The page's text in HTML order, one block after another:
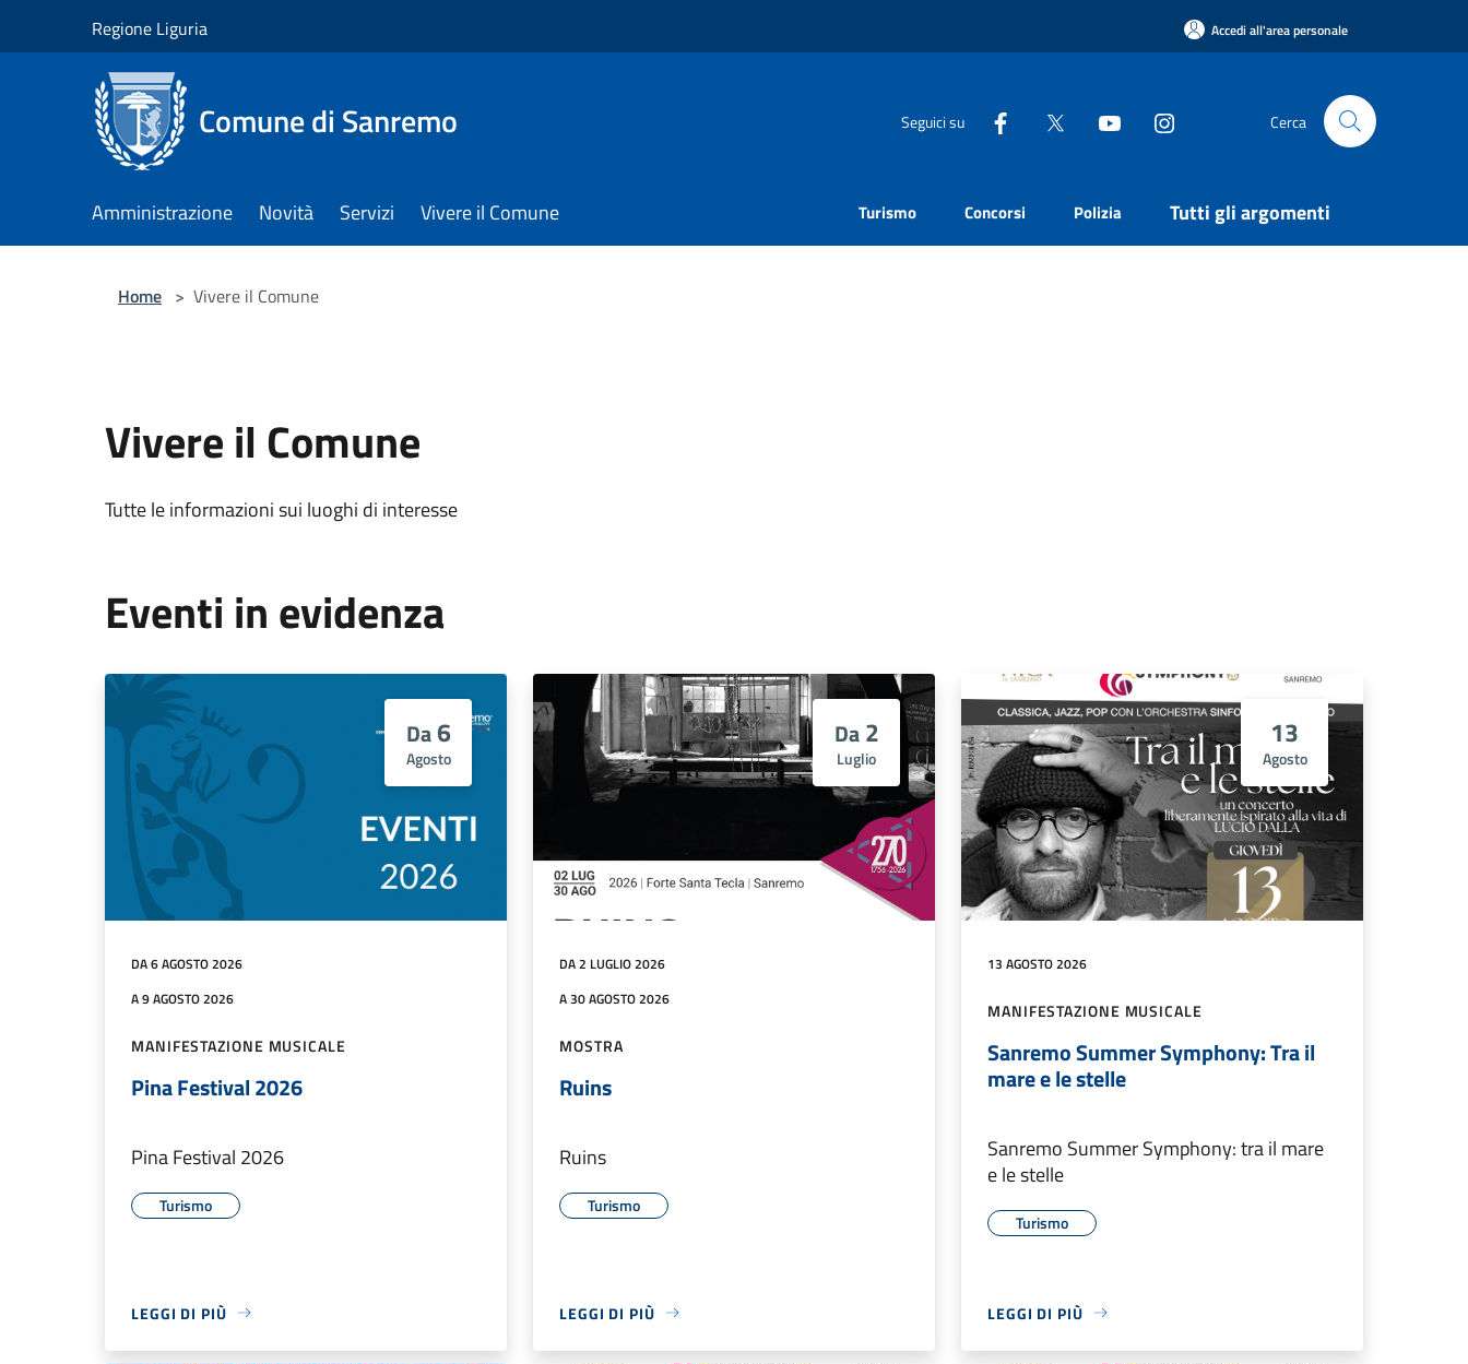
Regione Liguria Accedi all'area personale
Comune di Sanremo Seguici su Cerca
Amministrazione Novità Servizi Vivere il Comune Turismo Concorsi Polizia Tutti gli argomenti
Home > Vivere il Comune
Vivere il Comune
Tutte le informazioni sui luoghi di interesse
Eventi in evidenza
Da6
Agosto
DA 6 AGOSTO 2026
A 9 AGOSTO 2026
MANIFESTAZIONE MUSICALE
Pina Festival 2026
Pina Festival 2026
Turismo
LEGGI DI PIÙ
Da2
Luglio
DA 2 LUGLIO 2026
A 30 AGOSTO 2026
MOSTRA
Ruins
Ruins
Turismo
LEGGI DI PIÙ
13
Agosto
13 AGOSTO 2026
MANIFESTAZIONE MUSICALE
Sanremo Summer Symphony: Tra il
mare e le stelle
Sanremo Summer Symphony: tra il mare
e le stelle
Turismo
LEGGI DI PIÙ